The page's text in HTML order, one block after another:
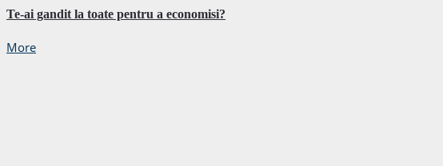
Te-ai gandit la toate pentru a economisi?
More